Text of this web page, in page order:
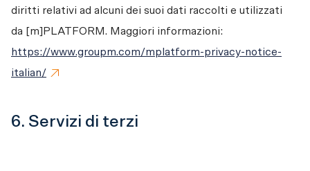
diritti relativi ad alcuni dei suoi dati raccolti e utilizzati
da [m]PLATFORM. Maggiori informazioni:
https://www.groupm.com/mplatform-privacy-notice-
italian/
6. Servizi di terzi